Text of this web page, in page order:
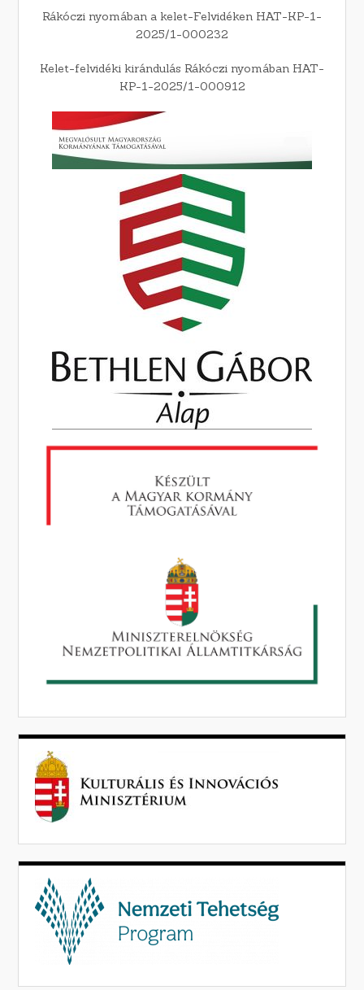
Rákóczi nyomában a kelet-Felvidéken HAT-KP-1-
2025/1-000232
Kelet-felvidéki kirándulás Rákóczi nyomában HAT-
KP-1-2025/1-000912